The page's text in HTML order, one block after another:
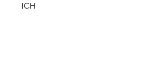
ICH